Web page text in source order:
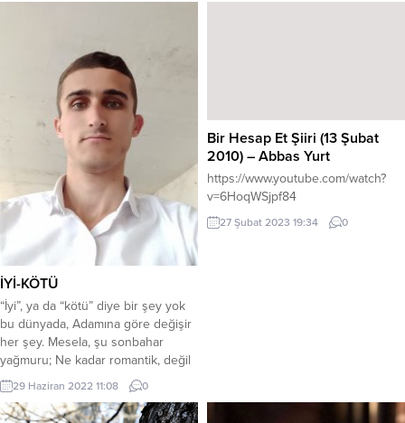
İYİ-KÖTÜ
“İyi”, ya da “kötü” diye bir şey yok
bu dünyada, Adamına göre değişir
her şey. Mesela, şu sonbahar
yağmuru; Ne kadar romantik, değil
mi? Sevgilinle yürüyorsun altında,
Birlikte ıslanıyorsunuz, İçin kıpır-
kıpır. Ama sen onu bir de Şuradaki
29 Haziran 2022 11:08 0
Bir Hesap Et Şiiri (13 Şubat
2010) – Abbas Yurt
https://www.youtube.com/watch?
v=6HoqWSjpf84
27 Şubat 2023 19:34 0